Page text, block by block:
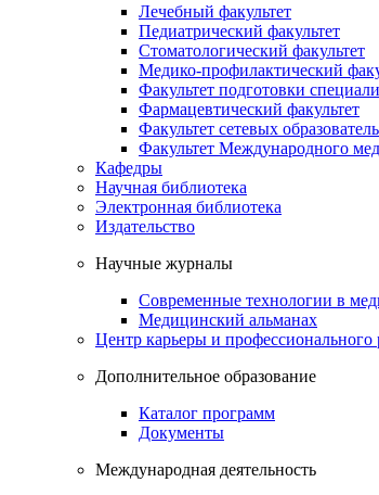
Лечебный факультет
Педиатрический факультет
Стоматологический факультет
Медико-профилактический
Факультет подготовки
Фармацевтический факультет
Факультет сетевых
Факультет Международного
Кафедры
Научная библиотека
Электронная библиотека
Издательство
Научные журналы
Современные технологии в
Медицинский альманах
Центр карьеры и профессионального
Дополнительное образование
Каталог программ
Документы
Международная деятельность